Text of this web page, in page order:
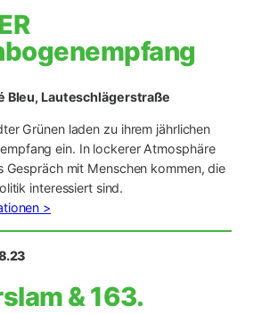
Bleu, Lauteschlägerstraße
Grünen laden zu ihrem jährlichen
ein. In lockerer Atmosphäre
Gespräch mit Menschen kommen, die
interessiert sind.
>
& 163.